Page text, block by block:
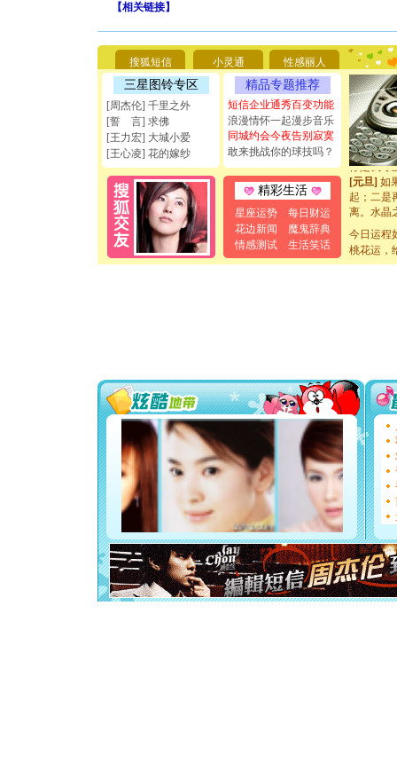
【相关链接】
搜狐短信 小灵通 性感丽人
三星图铃专区
[周杰伦] 千里之外
[誓 言] 求佛
[王力宏] 大城小爱
[王心凌] 花的嫁纱
精品专题推荐
短信企业通秀百变功能
浪漫情怀一起漫步音乐
同城约会今夜告别寂寞
敢来挑战你的球技吗？
精彩生活
星座运势
每日财运
花边新闻
魔鬼辞典
情感测试
生活笑话
[圣诞节]
能正大光
天都要快
[圣诞节]
如意,快
[元旦]看
断电。爱
你是我专
[元旦] 如
起；二是
离。水晶
泣，这痛
卖了。水
[春节]风
要平安！
[圣诞节]
能正大光
天都要快
[圣诞节]
如意,快
[元旦]
看
断电。
你是我
[元旦] 如
起；二是
离。水晶
[元旦]当
泣，这痛
卖了。水
今日运程
桃花运，